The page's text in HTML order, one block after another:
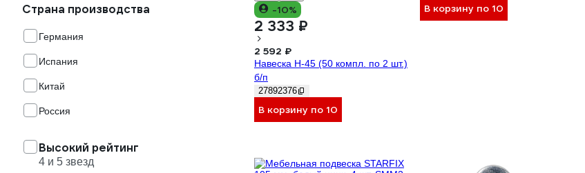
Страна производства
Германия
Испания
Китай
Россия
Высокий рейтинг
4 и 5 звезд
-10%
2 333 ₽
2 592 ₽
Навеска Н-45 (50 компл. по 2 шт.)
б/п
27892376
В корзину по 10
В корзину по 10